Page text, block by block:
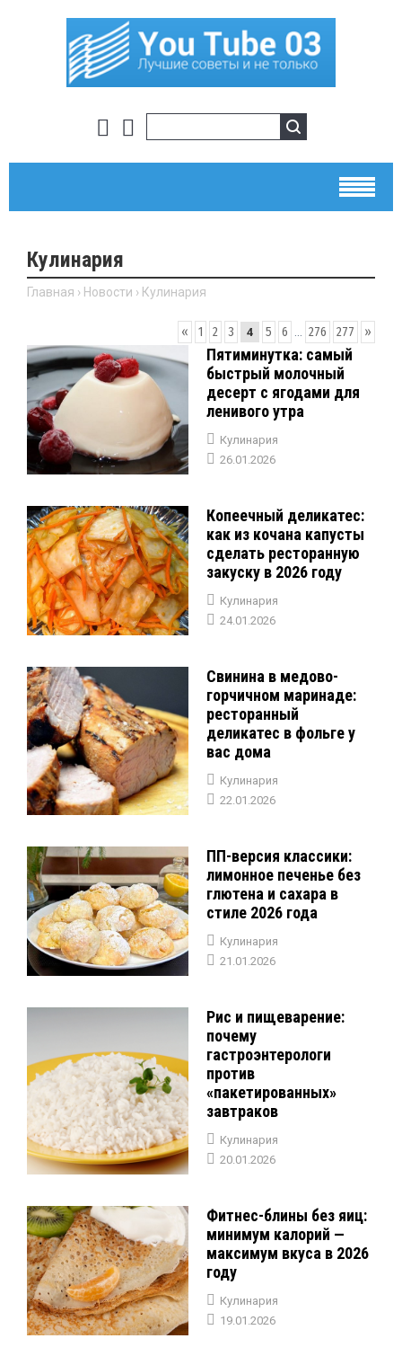
Кулинария
Главная › Новости › Кулинария
« 1 2 3 4 5 6 276 277 »
Пятиминутка: самый
быстрый молочный
десерт с ягодами для
ленивого утра
Кулинария
26.01.2026
Копеечный деликатес:
как из кочана капусты
сделать ресторанную
закуску в 2026 году
Кулинария
24.01.2026
Свинина в медово-
горчичном маринаде:
ресторанный
деликатес в фольге у
вас дома
Кулинария
22.01.2026
ПП-версия классики:
лимонное печенье без
глютена и сахара в
стиле 2026 года
Кулинария
21.01.2026
Рис и пищеварение:
почему
гастроэнтерологи
против
«пакетированных»
завтраков
Кулинария
20.01.2026
Фитнес-блины без яиц:
минимум калорий —
максимум вкуса в 2026
году
Кулинария
19.01.2026